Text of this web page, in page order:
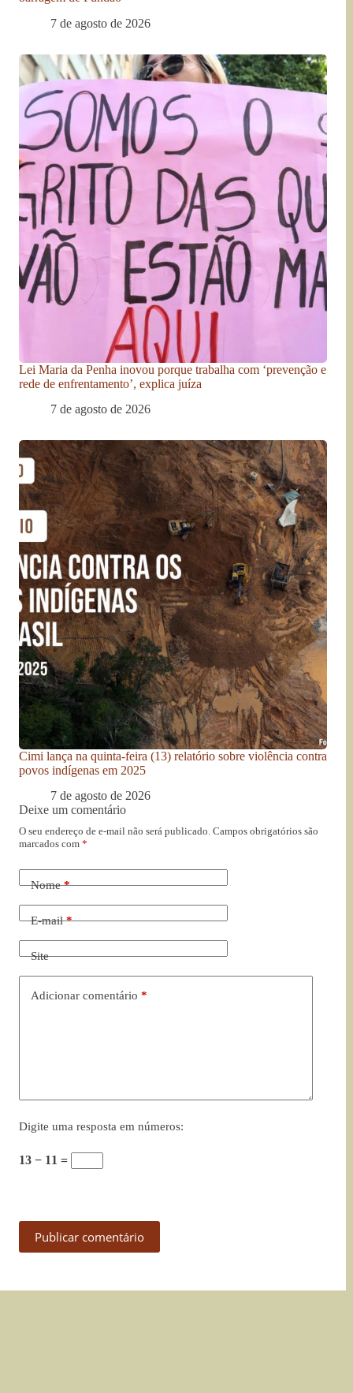
7 de agosto de 2026
Lei Maria da Penha inovou porque trabalha com ‘prevenção e
rede de enfrentamento’, explica juíza
7 de agosto de 2026
Cimi lança na quinta-feira (13) relatório sobre violência contra
povos indígenas em 2025
7 de agosto de 2026
Deixe um comentário
O seu endereço de e-mail não será publicado. Campos obrigatórios são
marcados com *
Nome*
E-mail*
Site
Adicionar comentário *
Digite uma resposta em números:
13 − 11 =
Publicar comentário